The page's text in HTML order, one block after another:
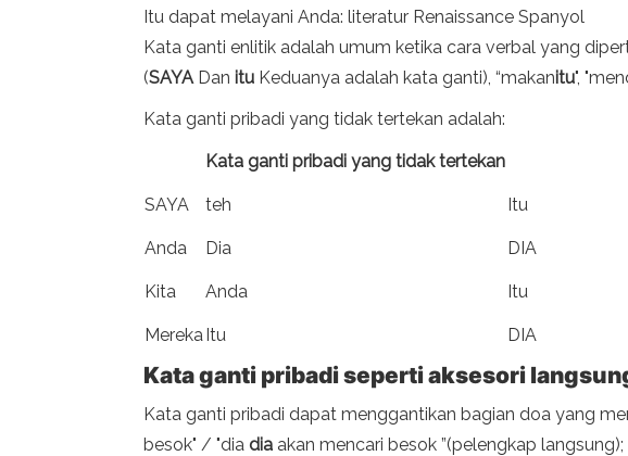
Itu dapat melayani Anda: literatur Renaissance Spanyol
Kata ganti enlitik adalah umum ketika cara verbal yang
(SAYADan itu Keduanya adalah kata ganti), “makanitu",
Kata ganti pribadi yang tidak tertekan adalah:
Kata ganti pribadi yang tidak tertekan
SAYA teh Itu
Anda Dia DIA
Kita Anda Itu
MerekaItu DIA
Kata ganti pribadi seperti aksesori
Kata ganti pribadi dapat menggantikan bagian doa yang
besok" / "dia dia akan mencari besok ”(pelengkap